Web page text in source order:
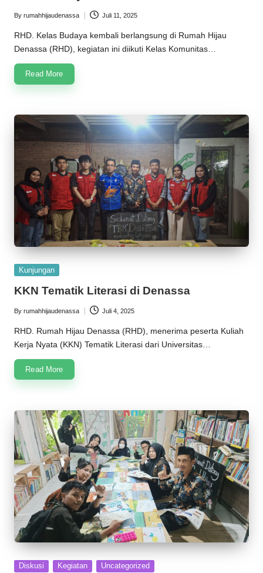
n
a
s
s
a
2
0
2
5
Posted
by
By rumahhijaudenassa Juli 11, 2025
RHD. Kelas Budaya kembali berlangsung di Rumah Hijau
Denassa (RHD), kegiatan ini diikuti Kelas Komunitas…
Read More
Posted
Kunjungan
KKN Tematik Literasi di Denassa
Posted
by
By rumahhijaudenassa Juli 4, 2025
RHD. Rumah Hijau Denassa (RHD), menerima peserta Kuliah
Kerja Nyata (KKN) Tematik Literasi dari Universitas…
Read More
Posted
Diskusi Kegiatan Uncategorized